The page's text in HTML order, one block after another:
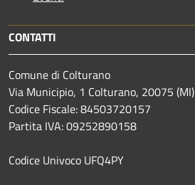
CONTATTI
Comune di Colturano
Via Municipio, 1 Colturano, 20075 (MI)
Codice Fiscale: 84503720157
Partita IVA: 09252890158
Codice Univoco UFQ4PY